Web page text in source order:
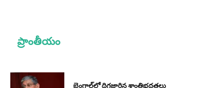
ప్రాంతీయం
బెంగాల్‌లో దిగజారిన శాంతిభద్రతలు